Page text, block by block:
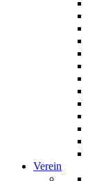
Verein